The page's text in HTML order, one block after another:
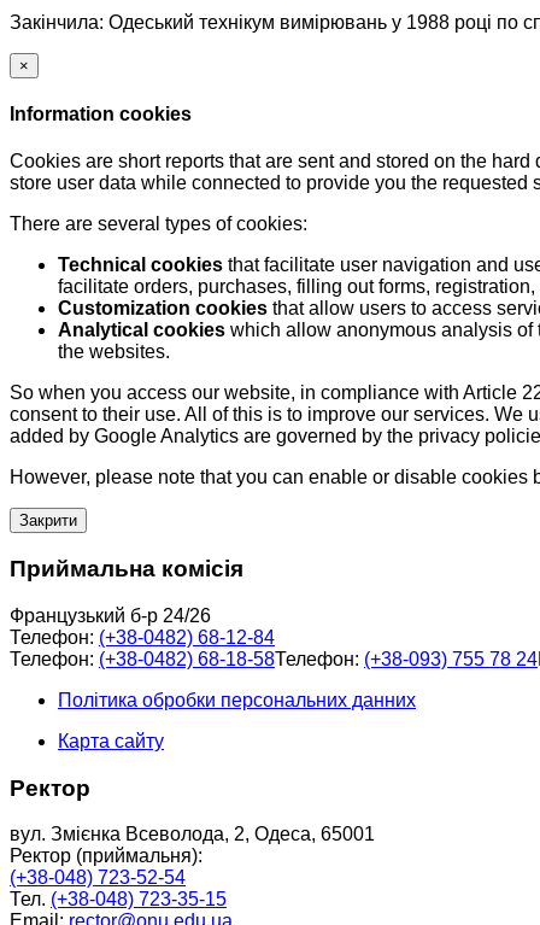
Закінчила: Одеський технікум вимірювань у 1988 році по
×
Information cookies
Cookies are short reports that are sent and stored on the
store user data while connected to provide you the
There are several types of cookies:
Technical cookies that facilitate user navigation and
facilitate orders, purchases, filling out forms,
Customization cookies that allow users to access
Analytical cookies which allow anonymous analysis
the websites.
So when you access our website, in compliance with Article
consent to their use. All of this is to improve our services.
added by Google Analytics are governed by the privacy
However, please note that you can enable or disable cookies
Закрити
Приймальна комісія
Французький б-р 24/26
Телефон: (+38-0482) 68-12-84
Телефон: (+38-0482) 68-18-58Телефон: (+38-093) 755 78 24
Політика обробки персональних данних
Карта сайту
Ректор
вул. Змієнка Всеволода, 2, Одеса, 65001
Ректор (приймальня):
(+38-048) 723-52-54
Тел. (+38-048) 723-35-15